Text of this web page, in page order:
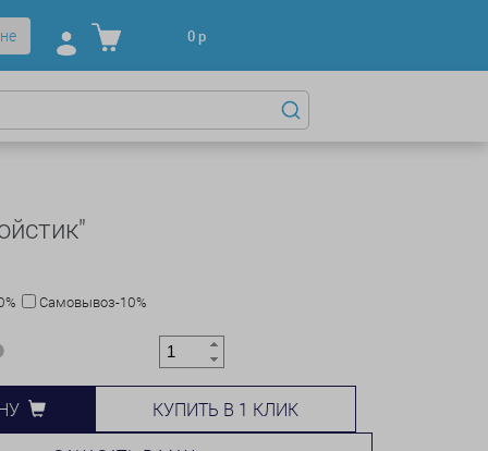
0р
Самовывоз-10%
КУПИТЬ В 1 КЛИК